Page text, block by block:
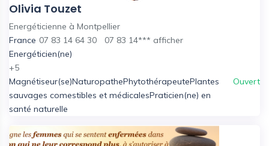
Olivia Touzet
Energéticienne à Montpellier
France 07 83 14 64 30 07 83 14*** afficher
Energéticien(ne)
+5
Magnétiseur(se)NaturopathePhytothérapeutePlantes
sauvages comestibles et médicalesPraticien(ne) en
santé naturelle
Ouvert